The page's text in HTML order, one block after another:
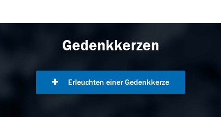
Gedenkkerzen
Erleuchten einer Gedenkkerze